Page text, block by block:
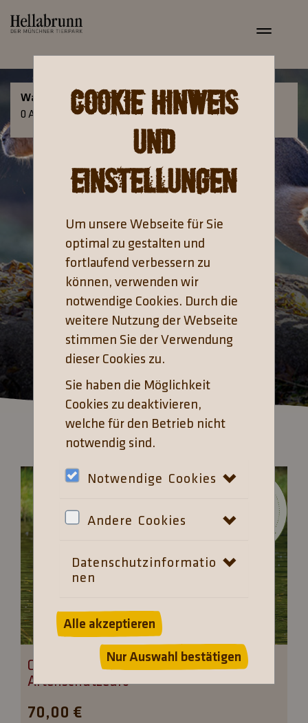
Cookie Hinweis
und
Einstellungen
Um unsere Webseite für Sie
optimal zu gestalten und
fortlaufend verbessern zu
können, verwenden wir
notwendige Cookies. Durch die
weitere Nutzung der Webseite
stimmen Sie der Verwendung
dieser Cookies zu.
Sie haben die Möglichkeit
Cookies zu deaktivieren,
welche für den Betrieb nicht
notwendig sind.
Notwendige Cookies
Andere Cookies
Datenschutzinformatio
nen
Alle akzeptieren
Nur Auswahl bestätigen
Warenkorb
0 Artikel 0,00 €
Anmelden
Toggle
70,00 €
Gutschein Jahreskarte Erwachsene/r mit
Artenschutzeuro